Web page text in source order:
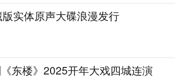
版实体原声大碟浪漫发行
东楼》2025开年大戏四城连演